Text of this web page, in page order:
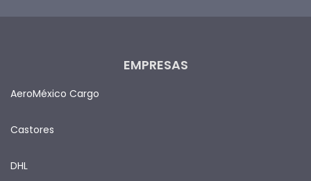
EMPRESAS
AeroMéxico Cargo
Castores
DHL